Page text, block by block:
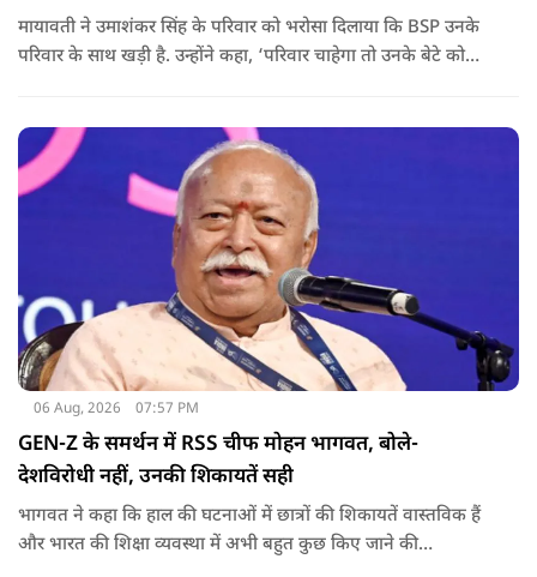
मायावती ने उमाशंकर सिंह के परिवार को भरोसा दिलाया कि BSP उनके
परिवार के साथ खड़ी है. उन्होंने कहा, ‘परिवार चाहेगा तो उनके बेटे को
06 Aug, 2026 07:57 PM
GEN-Z के समर्थन में RSS चीफ मोहन भागवत, बोले-
देशविरोधी नहीं, उनकी शिकायतें सही
भागवत ने कहा कि हाल की घटनाओं में छात्रों की शिकायतें वास्तविक हैं
और भारत की शिक्षा व्यवस्था में अभी बहुत कुछ किए जाने की